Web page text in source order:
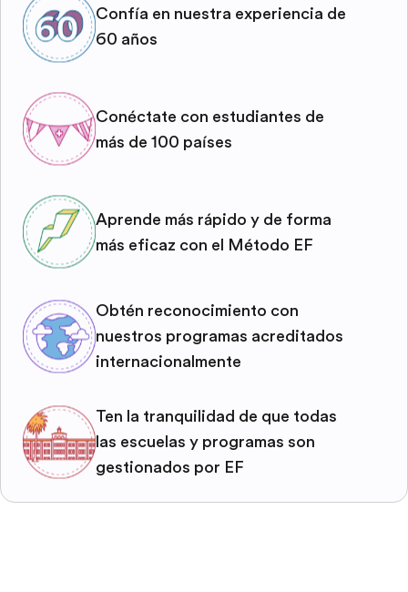
Confía en nuestra experiencia de
60 años
Conéctate con estudiantes de
más de 100 países
Aprende más rápido y de forma
más eficaz con el Método EF
Obtén reconocimiento con
nuestros programas acreditados
internacionalmente
Ten la tranquilidad de que todas
las escuelas y programas son
gestionados por EF